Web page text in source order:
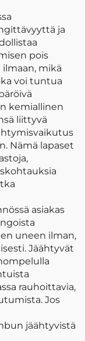
ja
pois
mikä
voi tuntua
kemiallinen
liittyvä
Nämä lapaset
asiakas
uneen ilman,
Jäähtyvät
rauhoittavia,
Jos
jäähtyvistä